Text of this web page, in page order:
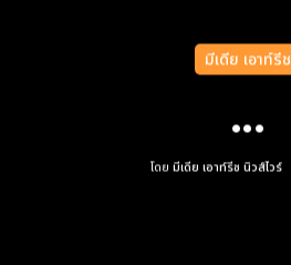
มีเดีย เอาท์รีช
...
โดย มีเดีย เอาท์รีช นิวส์ไวร์